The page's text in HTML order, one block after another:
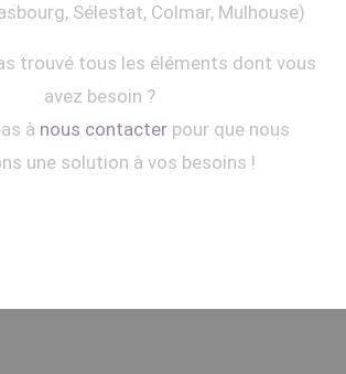
Sélestat, Colmar, Mulhouse)
trouvé tous les éléments dont vous
avez besoin ?
à nous contacterpour que nous
une solution à vos besoins !